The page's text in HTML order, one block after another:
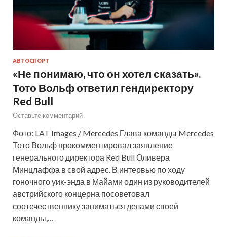
АВТОСПОРТ
«Не понимаю, что он хотел сказать».
Тото Вольф ответил гендиректору
Red Bull
Оставьте комментарий
Фото: LAT Images / Mercedes Глава команды Mercedes
Тото Вольф прокомментировал заявление
генерального директора Red Bull Оливера
Минцлаффа в свой адрес. В интервью по ходу
гоночного уик-энда в Майами один из руководителей
австрийского концерна посоветовал
соотечественнику заниматься делами своей
команды,…